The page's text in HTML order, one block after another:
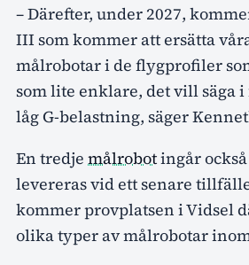
– Därefter, under 2027,
III som kommer att ersätta
målrobotar i de flygprofiler
som lite enklare, det vill säga
låg G-belastning, säger
En tredje målrobotingår
levereras vid ett senare
kommer provplatsen i Vidsel
olika typer av målrobotar